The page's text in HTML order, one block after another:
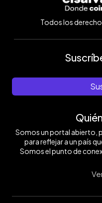
Todos los
Somos un portal abierto,
para reflejar a un país
Somos el punto de